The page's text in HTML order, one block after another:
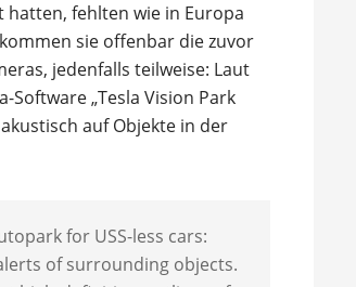
hatten, fehlten wie in Europa
sie offenbar die zuvor
jedenfalls teilweise: Laut
„Tesla Vision Park
auf Objekte in der
for USS-less cars:
of surrounding objects.